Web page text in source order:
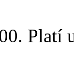
Platí